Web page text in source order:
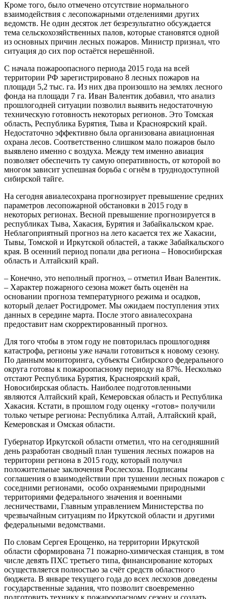
Кроме того, было отмечено отсутствие нормального
взаимодействия с лесопожарными отделениями других
ведомств. Не один десяток лет безрезультатно обсуждается
тема сельскохозяйственных палов, которые становятся одной
из основных причин лесных пожаров. Министр признал, что
ситуация до сих пор остаётся нерешённой.
С начала пожароопасного периода 2015 года на всей
территории РФ зарегистрировано 8 лесных пожаров на
площади 5,2 тыс. га. Из них два произошло на землях лесного
фонда на площади 7 га. Иван Валентик добавил, что анализ
прошлогодней ситуации позволил выявить недостаточную
техническую готовность некоторых регионов. Это Томская
область, Республика Бурятия, Тыва и Красноярский край.
Недостаточно эффективно была организована авиационная
охрана лесов. Соответственно слишком мало пожаров было
выявлено именно с воздуха. Между тем именно авиация
позволяет обеспечить ту самую оперативность, от которой во
многом зависит успешная борьба с огнём в труднодоступной
сибирской тайге.
На сегодня авиалесохрана прогнозирует превышение средних
параметров лесопожарной обстановки в 2015 году в
некоторых регионах. Весной превышение прогнозируется в
республиках Тыва, Хакасия, Бурятия и Забайкальском крае.
Неблагоприятный прогноз на лето касается тех же Хакасии,
Тывы, Томской и Иркутской областей, а также Забайкальского
края. В осенний период попали два региона – Новосибирская
область и Алтайский край.
– Конечно, это неполный прогноз, – отметил Иван Валентик.
– Характер пожарного сезона может быть оценён на
основании прогноза температурного режима и осадков,
который делает Росгидромет. Мы ожидаем поступления этих
данных в середине марта. После этого авиалесохрана
предоставит нам скорректированный прогноз.
Для того чтобы в этом году не повторилась прошлогодняя
катастрофа, регионы уже начали готовиться к новому сезону.
По данным мониторинга, субъекты Сибирского федерального
округа готовы к пожароопасному периоду на 87%. Несколько
отстают Республика Бурятия, Красноярский край,
Новосибирская область. Наиболее подготовленными
являются Алтайский край, Кемеровская область и Республика
Хакасия. Кстати, в прошлом году оценку «готов» получили
только четыре региона: Республика Алтай, Алтайский край,
Кемеровская и Омская области.
Губернатор Иркутской области отметил, что на сегодняшний
день разработан сводный план тушения лесных пожаров на
территории региона в 2015 году, который получил
положительные заключения Рослесхоза. Подписаны
соглашения о взаимодействии при тушении лесных пожаров с
соседними регионами, особо охраняемыми природными
территориями федерального значения и военными
лесничествами, Главным управлением Министерства по
чрезвычайным ситуациям по Иркутской области и другими
федеральными ведомствами.
По словам Сергея Ерощенко, на территории Иркутской
области сформирована 71 пожарно-химическая станция, в том
числе девять ПХС третьего типа, финансирование которых
осуществляется полностью за счёт средств областного
бюджета. В январе текущего года до всех лесхозов доведены
государственные задания, что позволит своевременно